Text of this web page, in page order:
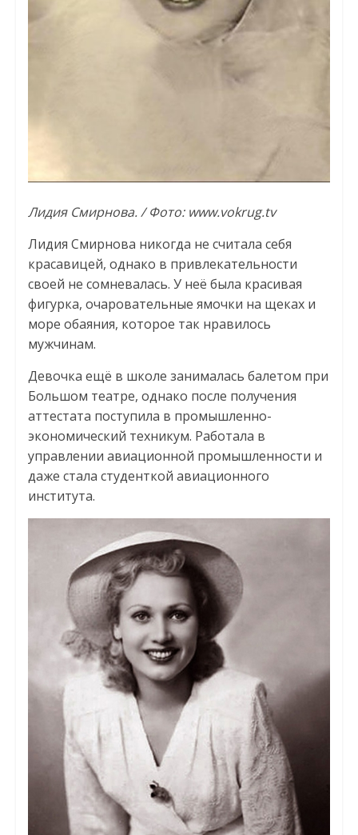
Лидия Смирнова. / Фото: www.vokrug.tv
Лидия Смирнова никогда не считала себя
красавицей, однако в привлекательности
своей не сомневалась. У неё была красивая
фигурка, очаровательные ямочки на щеках и
море обаяния, которое так нравилось
мужчинам.
Девочка ещё в школе занималась балетом при
Большом театре, однако после получения
аттестата поступила в промышленно-
экономический техникум. Работала в
управлении авиационной промышленности и
даже стала студенткой авиационного
института.